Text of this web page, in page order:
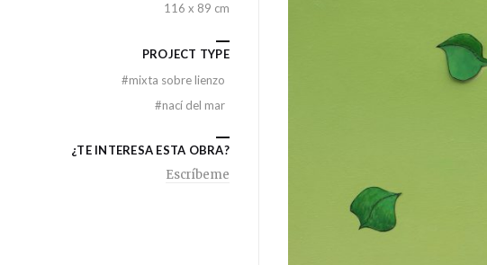
116 x 89 cm
PROJECT TYPE
#mixta sobre lienzo
#nací del mar
¿TE INTERESA ESTA OBRA?
Escríbeme